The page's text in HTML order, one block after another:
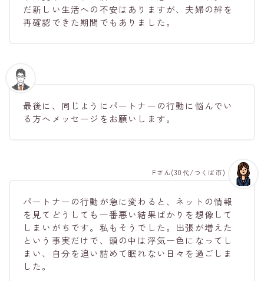
だ新しい生活への不安はありますが、夫婦の絆を
再確認できた期間でもありました。
最後に、同じようにパートナーの行動に悩んでい
る方へメッセージをお願いします。
パートナーの行動が急に変わると、ネットの情報
を見てどうしても一番悪い結果ばかりを想像して
しまいがちです。私もそうでした。出張が増えた
という事実だけで、頭の中は浮気一色になってし
まい、自分を追い詰めて眠れない日々を過ごしま
した。
Fさん(30代/つくば市)